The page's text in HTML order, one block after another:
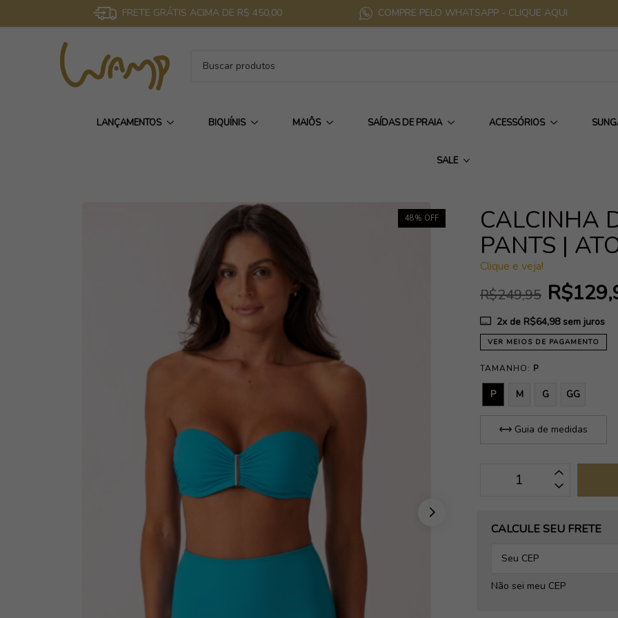
FRETE GRÁTIS ACIMA DE R$ 450,00 COMPRE PELO WHATSAPP - CLIQUE AQUI
LANÇAMENTOS BIQUÍNIS MAIÔS SAÍDAS DE PRAIA ACESSÓRIOS
SALE
48% OFF
CALCINHA
PANTS |
Clique e veja!
R$249,95
2x de R$64,98sem juros
VER MEIOS DE PAGAMENTO
TAMANHO: P
P M G GG
Guia de medidas
OPÇÕES DE FRETE
CALCULE SEU FRETE
Não sei meu CEP